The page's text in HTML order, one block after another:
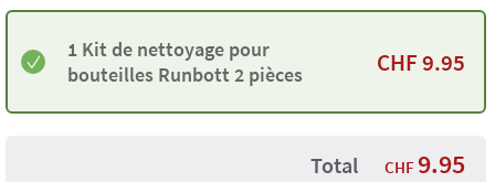
1 Kit de nettoyage pour
bouteilles Runbott 2 pièces
CHF9.95
Total CHF 9.95